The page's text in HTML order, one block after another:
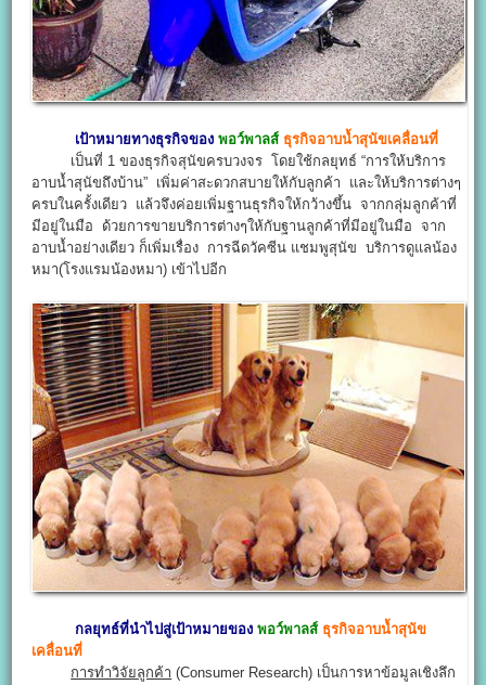
เป้าหมายทางธุรกิจของ พอว์พาลส์ ธุรกิจอาบน้ำสุนัขเคลื่อนที่
เป็นที่ 1 ของธุรกิจสุนัขครบวงจร โดยใช้กลยุทธ์ “การให้บริการ
อาบน้ำสุนัขถึงบ้าน” เพิ่มค่าสะดวกสบายให้กับลูกค้า และให้บริการต่างๆ
ครบในครั้งเดียว แล้วจึงค่อยเพิ่มฐานธุรกิจให้กว้างขึ้น จากกลุ่มลูกค้าที่
มีอยู่ในมือ ด้วยการขายบริการต่างๆให้กับฐานลูกค้าที่มีอยู่ในมือ จาก
อาบน้ำอย่างเดียว ก็เพิ่มเรื่อง การฉีดวัคซีน แชมพูสุนัข บริการดูแลน้อง
หมา(โรงแรมน้องหมา) เข้าไปอีก
กลยุทธ์ที่นำไปสู่เป้าหมายของ พอว์พาลส์ ธุรกิจอาบน้ำสุนัข
เคลื่อนที่
การทำวิจัยลูกค้า (Consumer Research) เป็นการหาข้อมูลเชิงลึก